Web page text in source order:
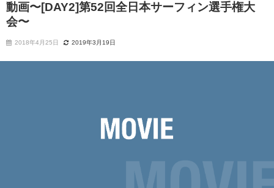
動画〜[DAY2]第52回全日本サーフィン選手権大
会〜
2018年4月25日 2019年3月19日